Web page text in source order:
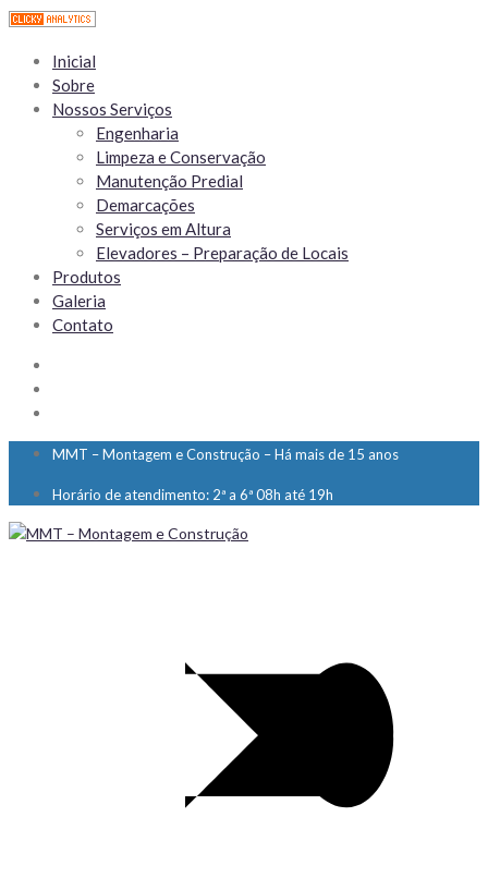
Inicial
Sobre
Nossos Serviços
Engenharia
Limpeza e Conservação
Manutenção Predial
Demarcações
Serviços em Altura
Elevadores – Preparação de Locais
Produtos
Galeria
Contato
MMT – Montagem e Construção – Há mais de 15 anos
Horário de atendimento: 2ª a 6ª 08h até 19h